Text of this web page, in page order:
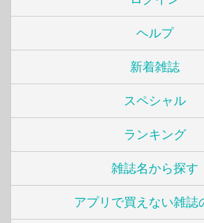
ヘルプ
新着雑誌
スペシャル
ランキング
雑誌名から探す
アプリで買えない雑誌